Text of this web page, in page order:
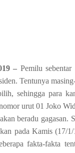
– Pemilu
Tentunya
sehingga para
urut 01 Joko
beradu gagasan.
pada Kamis
fakta-fakta